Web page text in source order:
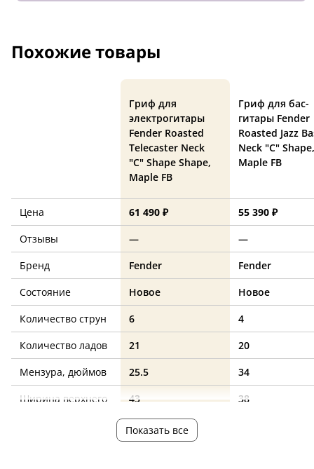
Похожие товары
Гриф для
электрогитары
Fender Roasted
Telecaster Neck
"C" Shape Shape,
Maple FB
Гриф для бас-
гитары Fender
Roasted Jazz
Neck "C" Shape,
Maple FB
Цена 61 490 ₽
55 390 ₽
Отзывы
—
—
Бренд
Fender
Fender
Состояние
Новое
Новое
Количество струн
6
4
Количество ладов
21
20
Мензура, дюймов
25.5
34
Ширина верхнего
43 38
клен
Показать все